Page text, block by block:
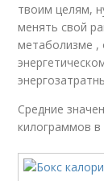
твоим целям,
менять свой
метаболизме ,
Средние
килограммов в